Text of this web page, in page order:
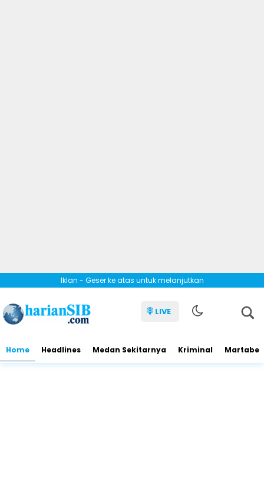
Iklan - Geser ke atas untuk melanjutkan
LIVE
Home Headlines Medan Sekitarnya Kriminal Martabe